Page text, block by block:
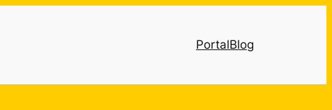
PortalBlog